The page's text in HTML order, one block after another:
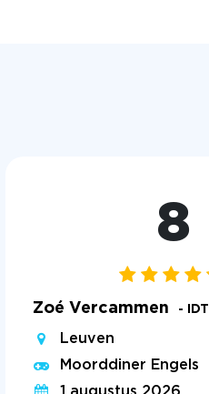
8
Zoé Vercammen - IDT
Leuven
Moorddiner Engels